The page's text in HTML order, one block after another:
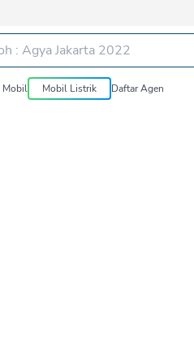
Mobil Mobil Listrik Daftar Agen